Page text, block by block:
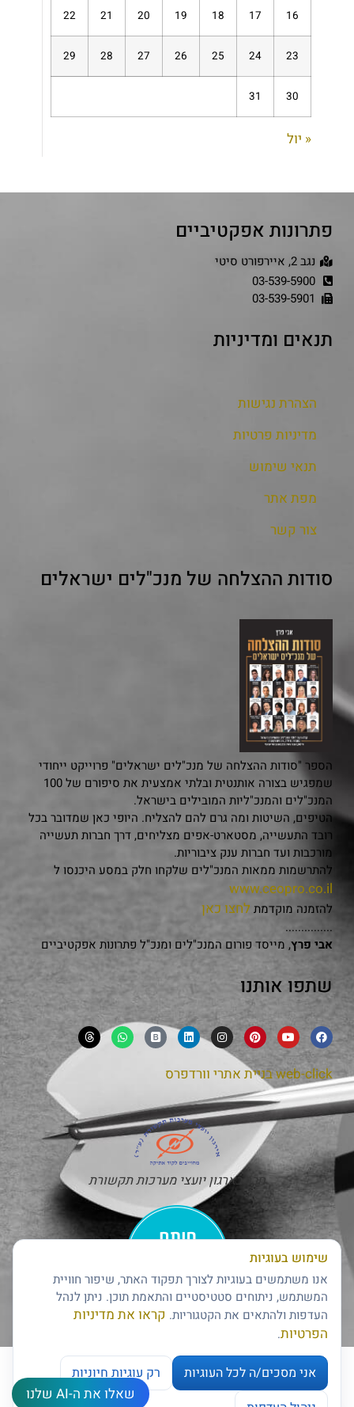
16
17
18
19
20
21
22
23
24
25
26
27
28
29
30
31
« יול
פתרונות אפקטיביים
נגב 2, איירפורט סיטי
03-539-5900
03-539-5901
תנאים ומדיניות
הצהרת נגישות
מדיניות פרטיות
תנאי שימוש
מפת אתר
צור קשר
סודות ההצלחה של מנכ"לים ישראלים
הספר "סודות ההצלחה של מנכ"לים ישראלים" פרוייקט ייחודי
שמפגיש בצורה אותנטית ובלתי אמצעית את סיפורם של 100
המנכ"לים והמנכ"ליות המובילים בישראל.
הטיפים, השיטות ומה גרם להם להצליח. היופי כאן שמדובר בכל
רובד התעשייה, מסטארט-אפים מצליחים, דרך חברות תעשייה
מורכבות ועד חברות ענק ציבוריות.
להתרשמות ממאות המנכ"לים שלקחו חלק במסע היכנסו ל
www.ceopro.co.il
להזמנה מוקדמת לחצו כאן
...............
אבי פרץ, מייסד פורום המנכ"לים ומנכ"ל פתרונות אפקטיביים
שתפו אותנו
web-clickבניית אתרי וורדפרס
חבר בארגון יועצי מערכות תקשורת
חותם האמינות של דן אנד ברדסטריט
שאלו את ה-AI שלנו
שימוש בעוגיות
אנו משתמשים בעוגיות לצורך תפקוד האתר, שיפור חוויית
המשתמש, ניתוחים סטטיסטיים והתאמת תוכן. ניתן לנהל
העדפות ולהתאים את הקטגוריות. קראו את מדיניות
הפרטיות.
אני מסכים/ה לכל העוגיות
רק עוגיות חיוניות
צרו קשר